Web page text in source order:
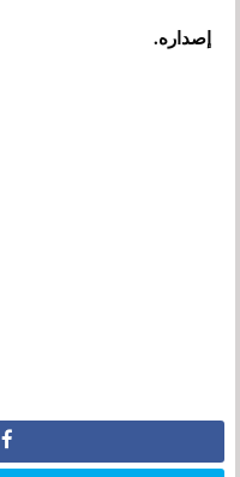
إصداره.